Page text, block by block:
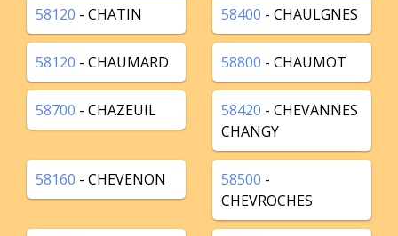
58120 - CHATIN 58400 - CHAULGNES
58120 - CHAUMARD 58800 - CHAUMOT
58700 - CHAZEUIL 58420 - CHEVANNES
CHANGY
58160 - CHEVENON 58500 -
CHEVROCHES